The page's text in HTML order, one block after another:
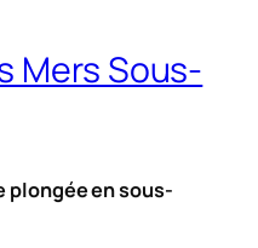
Mers Sous-
plongée en sous-